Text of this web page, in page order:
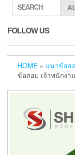
SEARCH
FOLLOW US
HOME » แนวข้อส
ข้อสอบ เจ้าพนักง